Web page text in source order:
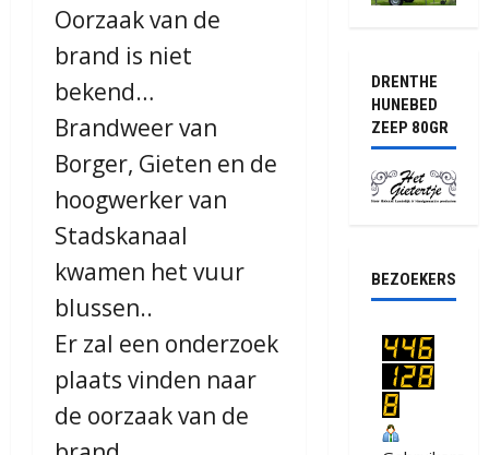
Oorzaak van de
brand is niet
bekend…
Brandweer van
Borger, Gieten en de
hoogwerker van
Stadskanaal
kwamen het vuur
blussen..
Er zal een onderzoek
plaats vinden naar
de oorzaak van de
DRENTHE
HUNEBED
ZEEP 80GR
BEZOEKERS